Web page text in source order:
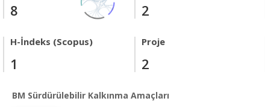
8 2
H-İndeks (Scopus)
1
Proje
2
BM Sürdürülebilir Kalkınma Amaçları